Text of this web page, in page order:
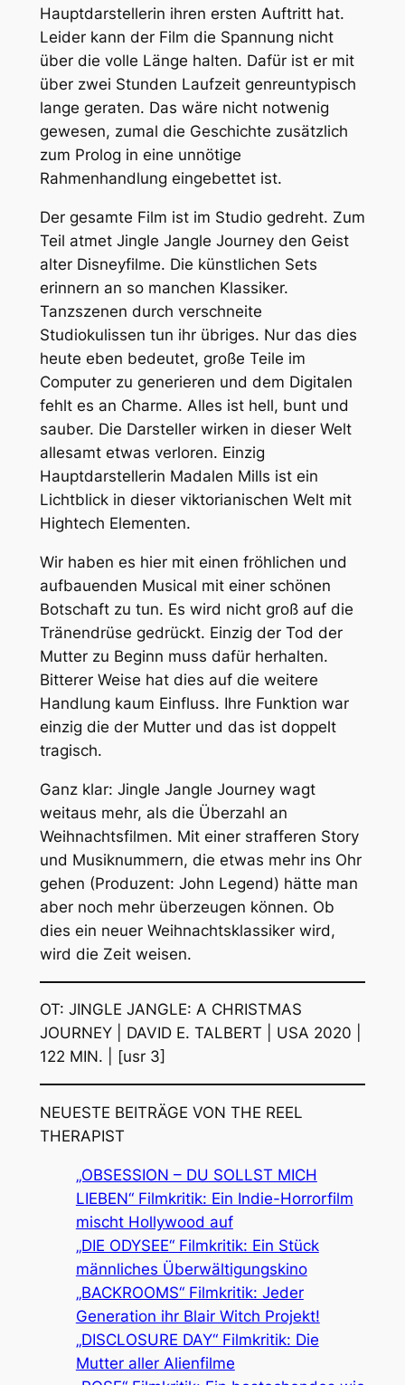
Hauptdarstellerin ihren ersten Auftritt hat.
Leider kann der Film die Spannung nicht
über die volle Länge halten. Dafür ist er mit
über zwei Stunden Laufzeit genreuntypisch
lange geraten. Das wäre nicht notwenig
gewesen, zumal die Geschichte zusätzlich
zum Prolog in eine unnötige
Rahmenhandlung eingebettet ist.
Der gesamte Film ist im Studio gedreht. Zum
Teil atmet Jingle Jangle Journey den Geist
alter Disneyfilme. Die künstlichen Sets
erinnern an so manchen Klassiker.
Tanzszenen durch verschneite
Studiokulissen tun ihr übriges. Nur das dies
heute eben bedeutet, große Teile im
Computer zu generieren und dem Digitalen
fehlt es an Charme. Alles ist hell, bunt und
sauber. Die Darsteller wirken in dieser Welt
allesamt etwas verloren. Einzig
Hauptdarstellerin Madalen Mills ist ein
Lichtblick in dieser viktorianischen Welt mit
Hightech Elementen.
Wir haben es hier mit einen fröhlichen und
aufbauenden Musical mit einer schönen
Botschaft zu tun. Es wird nicht groß auf die
Tränendrüse gedrückt. Einzig der Tod der
Mutter zu Beginn muss dafür herhalten.
Bitterer Weise hat dies auf die weitere
Handlung kaum Einfluss. Ihre Funktion war
einzig die der Mutter und das ist doppelt
tragisch.
Ganz klar: Jingle Jangle Journeywagt
weitaus mehr, als die Überzahl an
Weihnachtsfilmen. Mit einer strafferen Story
und Musiknummern, die etwas mehr ins Ohr
gehen (Produzent: John Legend) hätte man
aber noch mehr überzeugen können. Ob
dies ein neuer Weihnachtsklassiker wird,
wird die Zeit weisen.
OT: JINGLE JANGLE: A CHRISTMAS
JOURNEY | DAVID E. TALBERT | USA 2020 |
122 MIN. | [usr 3]
NEUESTE BEITRÄGE VON THE REEL
THERAPIST
„OBSESSION – DU SOLLST MICH
LIEBEN“ Filmkritik: Ein Indie-Horrorfilm
mischt Hollywood auf
„DIE ODYSEE“ Filmkritik: Ein Stück
männliches Überwältigungskino
„BACKROOMS“ Filmkritik: Jeder
Generation ihr Blair Witch Projekt!
„DISCLOSURE DAY“ Filmkritik: Die
Mutter aller Alienfilme